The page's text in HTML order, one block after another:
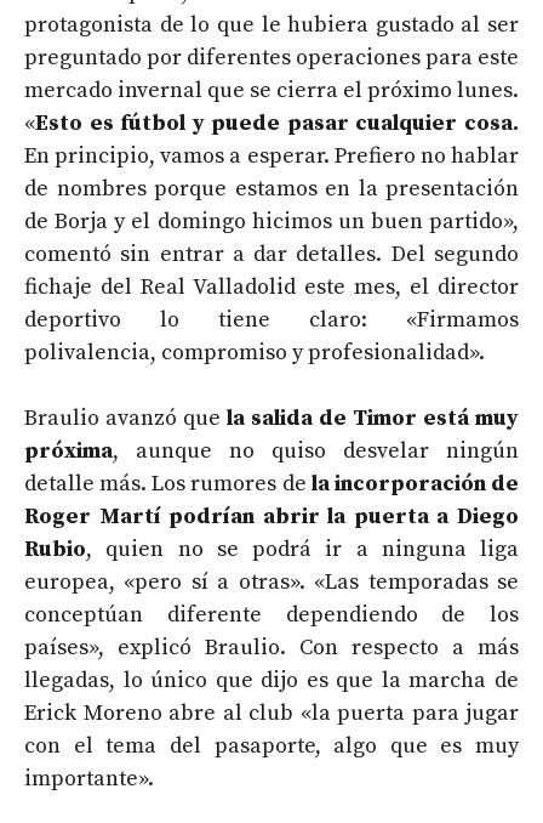
protagonista de lo que le hubiera gustado al ser
preguntado por diferentes operaciones para este
mercado invernal que se cierra el próximo lunes.
«Esto es fútbol y puede pasar cualquier cosa.
En principio, vamos a esperar. Prefiero no hablar
de nombres porque estamos en la presentación
de Borja y el domingo hicimos un buen partido»,
comentó sin entrar a dar detalles. Del segundo
fichaje del Real Valladolid este mes, el director
deportivo lo tiene claro: «Firmamos
polivalencia, compromiso y profesionalidad».
Braulio avanzó que la salida de Timor está muy
próxima, aunque no quiso desvelar ningún
detalle más. Los rumores de la incorporación de
Roger Martí podrían abrir la puerta a Diego
Rubio, quien no se podrá ir a ninguna liga
europea, «pero sí a otras». «Las temporadas se
conceptúan diferente dependiendo de los
países», explicó Braulio. Con respecto a más
llegadas, lo único que dijo es que la marcha de
Erick Moreno abre al club «la puerta para jugar
con el tema del pasaporte, algo que es muy
importante».